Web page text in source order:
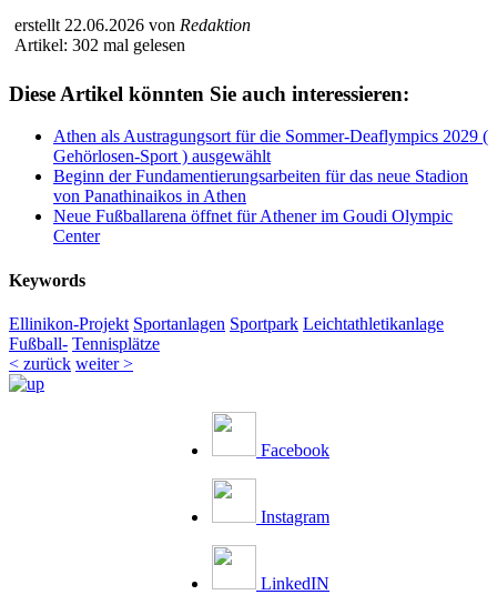
erstellt 22.06.2026 von Redaktion
Artikel: 302 mal gelesen
Diese Artikel könnten Sie auch interessieren:
Athen als Austragungsort für die Sommer-Deaflympics 2029 (
Gehörlosen-Sport ) ausgewählt
Beginn der Fundamentierungsarbeiten für das neue Stadion
von Panathinaikos in Athen
Neue Fußballarena öffnet für Athener im Goudi Olympic
Center
Keywords
Ellinikon-Projekt Sportanlagen Sportpark Leichtathletikanlage
Fußball- Tennisplätze
< zurück weiter >
Facebook
Instagram
LinkedIN